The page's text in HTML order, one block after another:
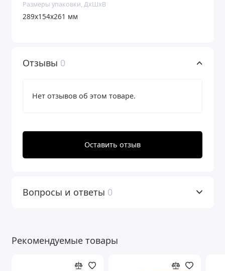
Размеры упаковки, ДхШхВ
289x154x261 мм
Отзывы 0
Нет отзывов об этом товаре.
Оставить отзыв
Вопросы и ответы 0
Рекомендуемые товары